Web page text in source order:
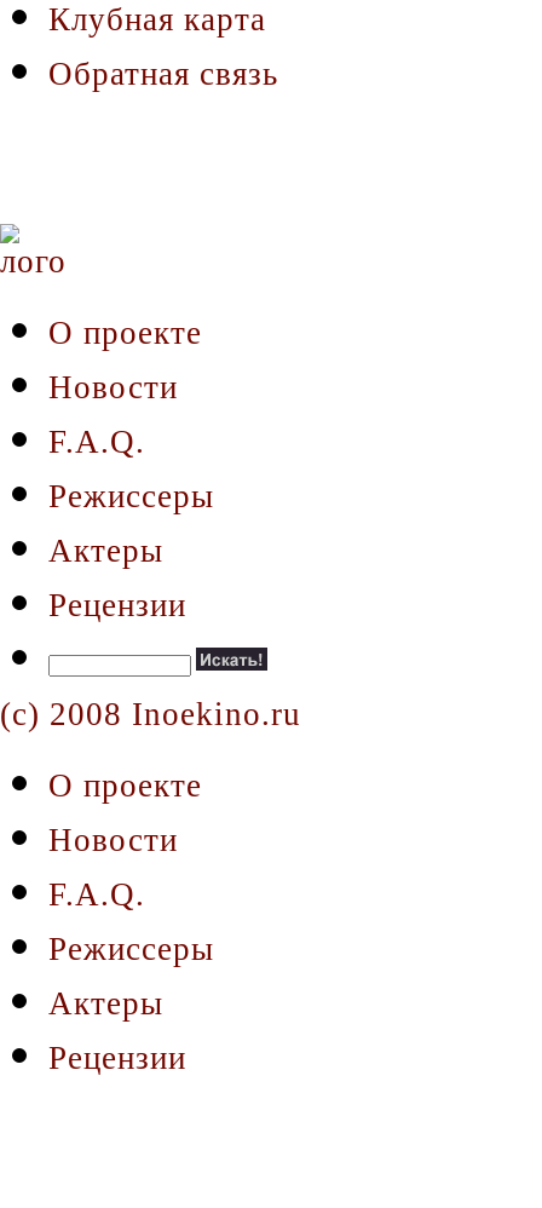
Клубная карта
Обратная связь
О проекте
Новости
F.A.Q.
Режиссеры
Актеры
Рецензии
(c) 2008 Inoekino.ru
О проекте
Новости
F.A.Q.
Режиссеры
Актеры
Рецензии